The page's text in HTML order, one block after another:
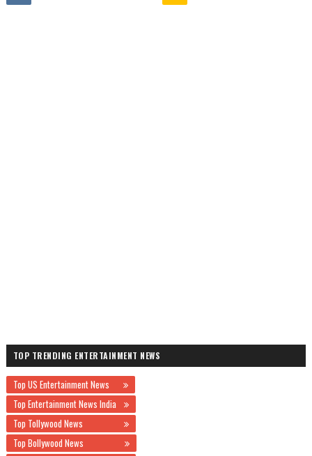
TOP TRENDING ENTERTAINMENT NEWS
Top US Entertainment News
Top Entertainment News India
Top Tollywood News
Top Bollywood News